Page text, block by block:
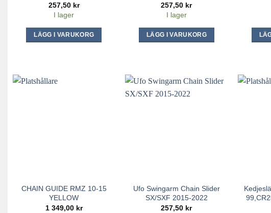
257,50 kr
I lager
LÄGG I VARUKORG
257,50 kr
I lager
LÄGG I VARUKORG
CHAIN GUIDE RMZ 10-15
YELLOW
1 349,00 kr
Ufo Swingarm Chain Slider
SX/SXF 2015-2022
257,50 kr